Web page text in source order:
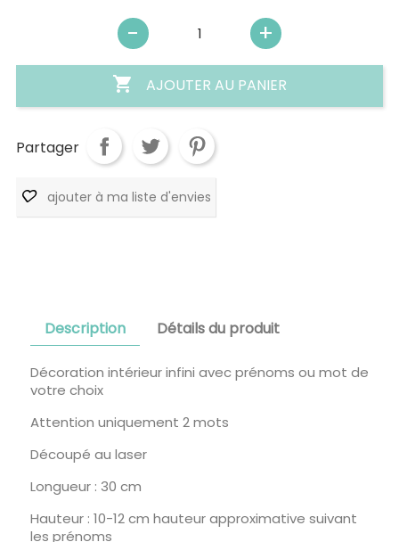
 AJOUTER AU PANIER
Partager
ajouter à ma liste d'envies
Description Détails du produit
Décoration intérieur infini avec prénoms ou mot de
votre choix
Attention uniquement 2 mots
Découpé au laser
Longueur : 30 cm
Hauteur : 10-12 cm hauteur approximative suivant
les prénoms